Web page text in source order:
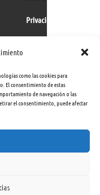
como las cookies para
El consentimiento de estas
de navegación o las
el consentimiento, puede afectar
Privacidad